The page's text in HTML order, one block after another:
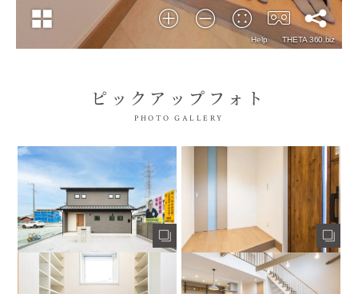
ピックアップフォト
PHOTO GALLERY